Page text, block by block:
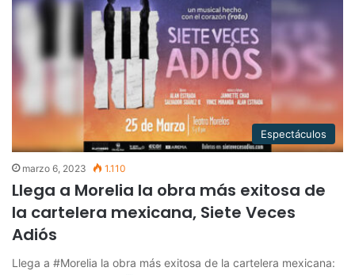
Espectáculos
marzo 6, 2023 1.110
Llega a Morelia la obra más exitosa de
la cartelera mexicana, Siete Veces
Adiós
Llega a #Morelia la obra más exitosa de la cartelera mexicana: